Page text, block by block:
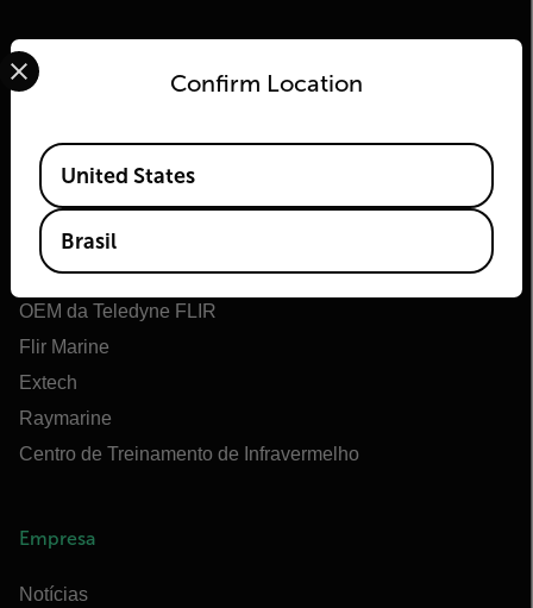
Flir
Sobre o Flir
Tecnologias Teledyne
Teledyne FLIR Defense
OEM da Teledyne FLIR
Flir Marine
Extech
Raymarine
Centro de Treinamento de Infravermelho
Empresa
Notícias
Confirm Location
Select your preferred country and language from the
Available Locations
United States
Brasil